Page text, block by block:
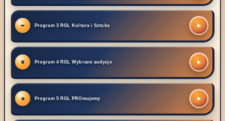
Program 3 RGL Kultura i Sztuka ▶
Program 4 RGL Wybrane audycje ▶
Program 5 RGL PROmujemy ▶